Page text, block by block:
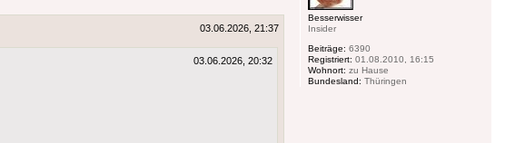
Besserwisser
Insider
Beiträge: 6390
Registriert: 01.08.2010, 16:15
Wohnort: zu Hause
Bundesland: Thüringen
03.06.2026, 21:37
03.06.2026, 20:32